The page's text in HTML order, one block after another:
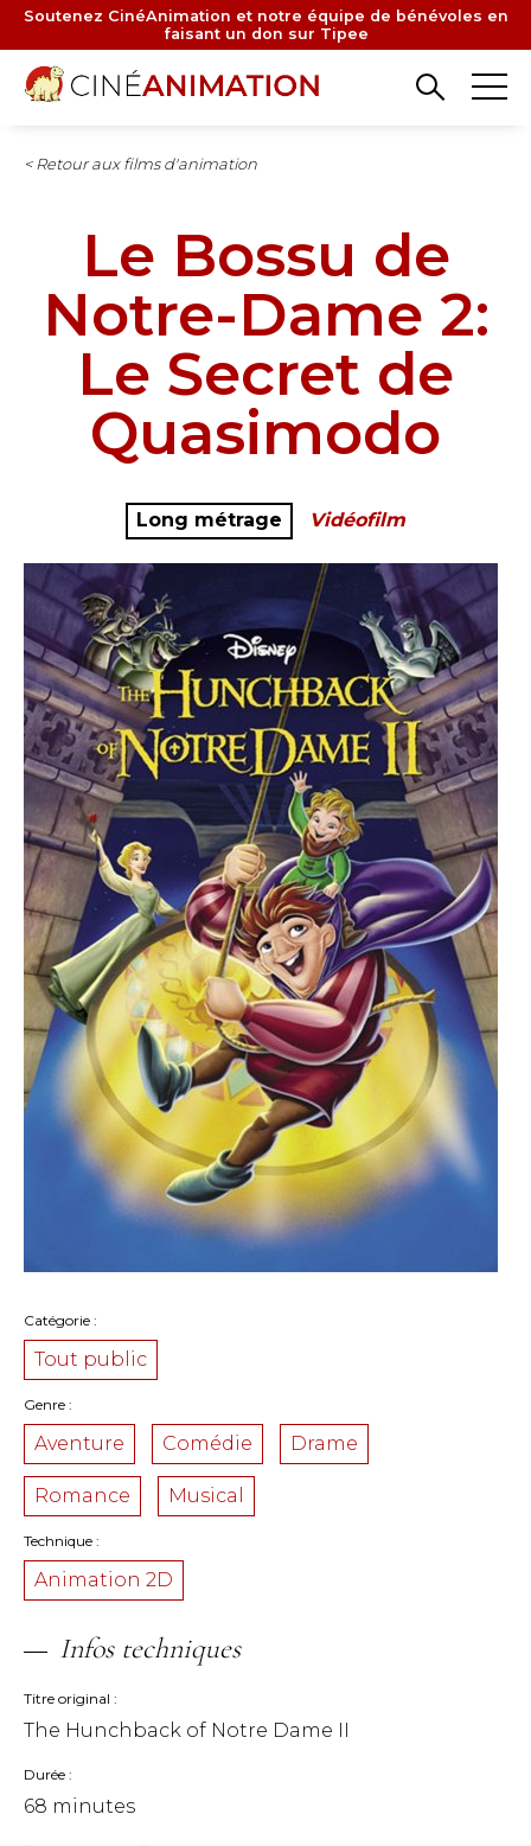
Aller
contenu
principal
Soutenez CinéAnimation et notre équipe de bénévoles en
faisant un don sur Tipee
< Retour aux films d'animation
Le Bossu de
Notre-Dame 2:
Le Secret de
Quasimodo
Long métrage Vidéofilm
Catégorie
Tout public
Genre
Aventure Comédie Drame
Romance Musical
Technique
Animation 2D
Infos techniques
Titre original
The Hunchback of Notre Dame II
Durée
68 minutes